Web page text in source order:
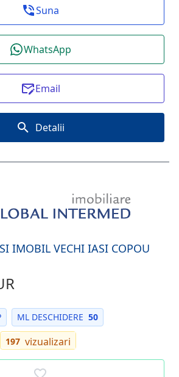
Suna
WhatsApp
Email
Detalii
IMOBIL VECHI IASI COPOU
ML DESCHIDERE 50
vizualizari
197